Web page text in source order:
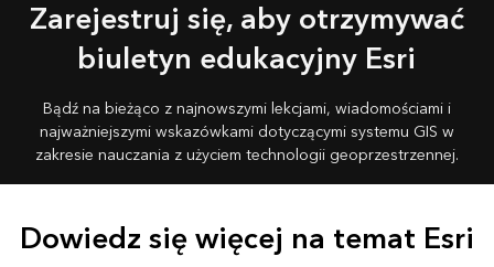
Zarejestruj się, aby otrzymywać
biuletyn edukacyjny Esri
Bądź na bieżąco z najnowszymi lekcjami, wiadomościami i
najważniejszymi wskazówkami dotyczącymi systemu GIS w
zakresie nauczania z użyciem technologii geoprzestrzennej.
Dowiedz się więcej na temat Esri